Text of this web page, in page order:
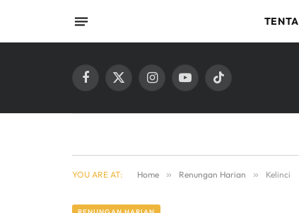
Facebook
X
InstagramYouTubeTikTok
YOU ARE AT: Home » Renungan Harian » Kelinci